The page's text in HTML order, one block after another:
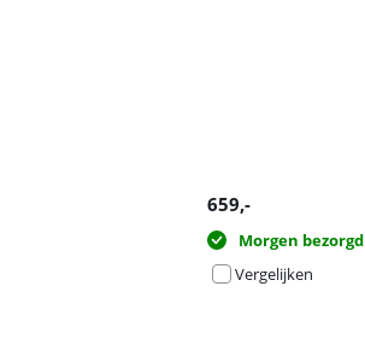
659,-
Morgen bezorgd
Vergelijken